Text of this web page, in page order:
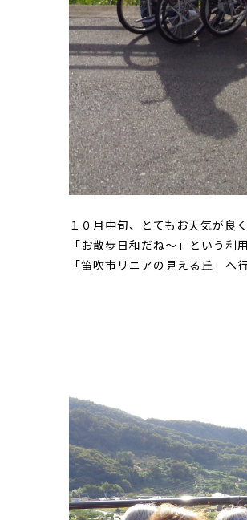
１０月中旬、とてもお天気が良
「お散歩日和だね～」という利
「笛吹市リニアの見える丘」へ